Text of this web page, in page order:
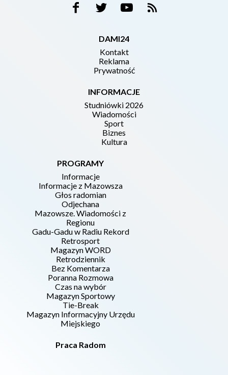
DAMI24
Kontakt
Reklama
Prywatność
INFORMACJE
Studniówki 2026
Wiadomości
Sport
Biznes
Kultura
PROGRAMY
Informacje
Informacje z Mazowsza
Głos radomian
Odjechana
Mazowsze. Wiadomości z
Regionu
Gadu-Gadu w Radiu Rekord
Retrosport
Magazyn WORD
Retrodziennik
Bez Komentarza
Poranna Rozmowa
Czas na wybór
Magazyn Sportowy
Tie-Break
Magazyn Informacyjny Urzędu
Miejskiego
Praca Radom